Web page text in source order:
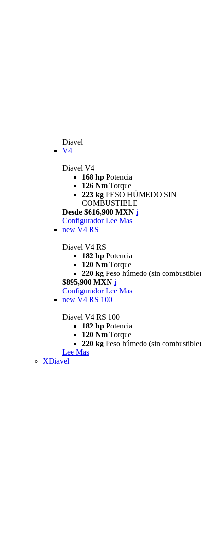
Diavel
V4
Diavel V4
168 hp Potencia
126 Nm Torque
223 kg PESO HÚMEDO SIN
COMBUSTIBLE
Desde $616,900 MXN i
Configurador Lee Mas
new V4 RS
Diavel V4 RS
182 hp Potencia
120 Nm Torque
220 kg Peso húmedo (sin combustible)
$895,900 MXN i
Configurador Lee Mas
new V4 RS 100
Diavel V4 RS 100
182 hp Potencia
120 Nm Torque
220 kg Peso húmedo (sin combustible)
Lee Mas
XDiavel